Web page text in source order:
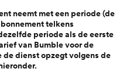
neemt met een periode (de
telkens
periode als de eerste
van Bumble voor de
dienst opzegt volgens de